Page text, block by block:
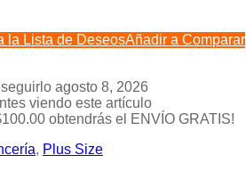
la Lista de DeseosAñadir a Comparar
agosto 8, 2026
viendo este artículo
100.00 obtendrás el ENVÍO GRATIS!
, Plus Size